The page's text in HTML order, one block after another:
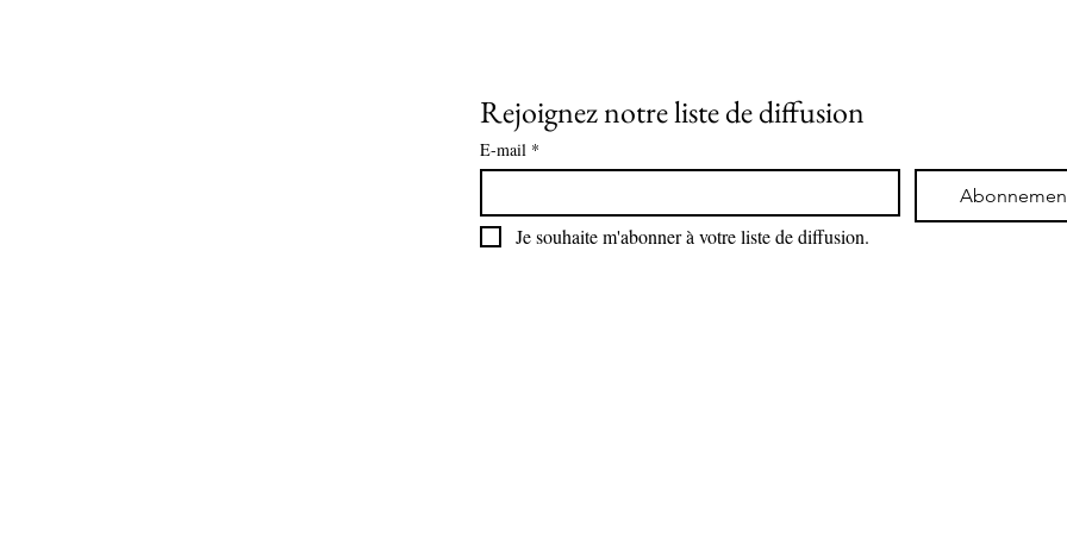
Rejoignez notre liste de diffusion
E-mail *
Je souhaite m'abonner à votre liste de diffusion.